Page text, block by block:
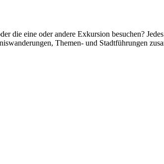
die eine oder andere Exkursion besuchen?
Themen- und Stadtführungen